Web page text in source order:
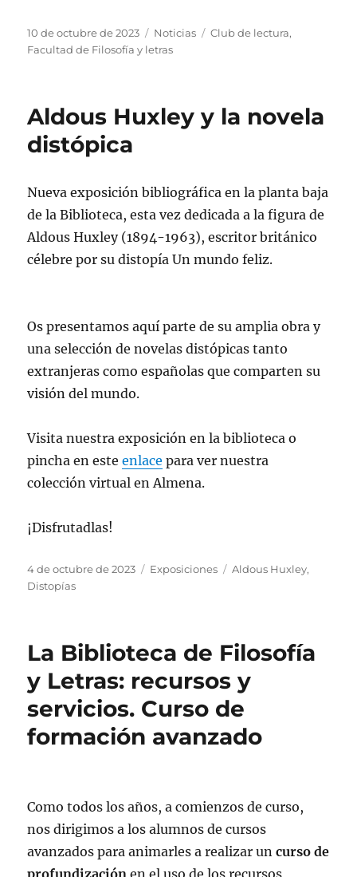
Publicado
el
10 de octubre de 2023 Categorías
Noticias Etiquetas
Club de lectura,
Facultad de Filosofía y letras
Aldous Huxley y la novela
distópica
Nueva exposición bibliográfica en la planta baja
de la Biblioteca, esta vez dedicada a la figura de
Aldous Huxley (1894-1963), escritor británico
célebre por su distopía Un mundo feliz.
Os presentamos aquí parte de su amplia obra y
una selección de novelas distópicas tanto
extranjeras como españolas que comparten su
visión del mundo.
Visita nuestra exposición en la biblioteca o
pincha en esteenlace para ver nuestra
colección virtual en Almena.
¡Disfrutadlas!
Publicado
el
4 de octubre de 2023 Categorías
Exposiciones Etiquetas
Aldous Huxley,
Distopías
La Biblioteca de Filosofía
y Letras: recursos y
servicios. Curso de
formación avanzado
Como todos los años, a comienzos de curso,
nos dirigimos a los alumnos de cursos
avanzados para animarles a realizar uncurso de
profundizaciónen el uso de los recursos